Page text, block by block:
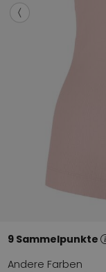
9 Sammelpunkte
Andere Farben